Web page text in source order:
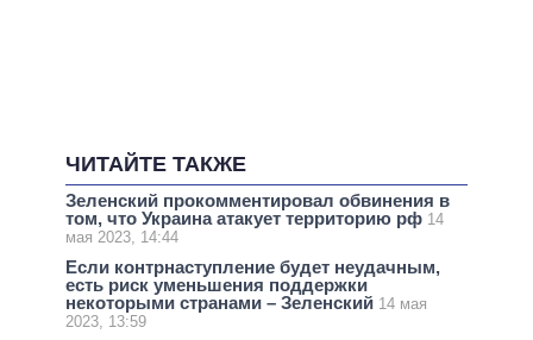
ЧИТАЙТЕ ТАКЖЕ
Зеленский прокомментировал обвинения в
том, что Украина атакует территорию рф 14
мая 2023, 14:44
Если контрнаступление будет неудачным,
есть риск уменьшения поддержки
некоторыми странами – Зеленский 14 мая
2023, 13:59